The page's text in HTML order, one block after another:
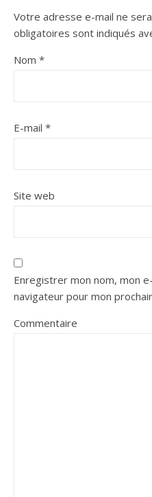
Votre adresse e-mail ne
obligatoires sont indiqués
Nom *
E-mail *
Site web
Enregistrer mon nom, mon
navigateur pour mon
Commentaire